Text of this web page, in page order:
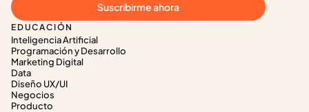
EDUCACIÓN
Inteligencia Artificial
Programación y Desarrollo
Marketing Digital
Data
Diseño UX/UI
Negocios
Producto
Suscribirme ahora